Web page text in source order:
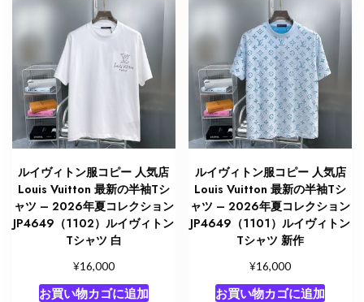
ルイヴィトン服コピー 人気店
Louis Vuitton 最新の半袖Tシ
ャツ – 2026年夏コレクション
JP4649（1102）ルイヴィトン
Tシャツ 白
¥16,000
お買い物カゴに追加
ルイヴィトン服コピー 人気店
Louis Vuitton 最新の半袖Tシ
ャツ – 2026年夏コレクション
JP4649（1101）ルイヴィトン
Tシャツ 新作
¥16,000
お買い物カゴに追加